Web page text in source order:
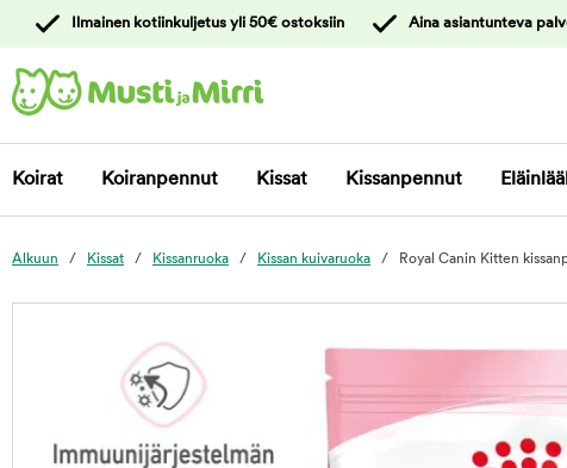
asiakaspalveluun
Ilmainen kotiinkuljetus yli 50€ ostoksiin Aina asiantunteva
Koirat Koiranpennut Kissat Kissanpennut
Alkuun Kissat Kissanruoka Kissan kuivaruoka Royal Canin Kitten